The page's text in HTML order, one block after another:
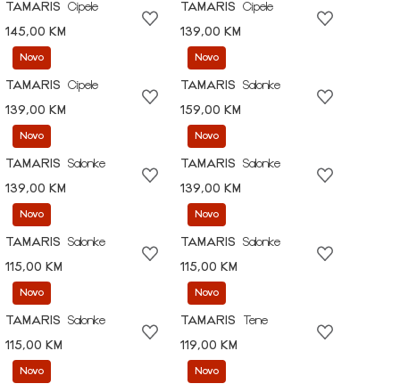
TAMARIS
Cipele
145,00 KM
TAMARIS
Cipele
139,00 KM
Novo
TAMARIS
Cipele
139,00 KM
Novo
TAMARIS
Salonke
159,00 KM
Novo
TAMARIS
Salonke
139,00 KM
Novo
TAMARIS
Salonke
139,00 KM
Novo
TAMARIS
Salonke
115,00 KM
Novo
TAMARIS
Salonke
115,00 KM
Novo
TAMARIS
Salonke
115,00 KM
Novo
TAMARIS
Tene
119,00 KM
Novo Novo